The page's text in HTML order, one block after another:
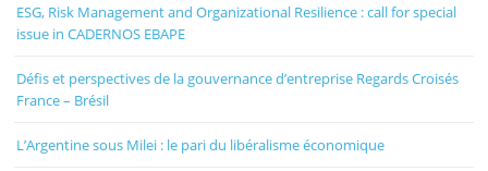
ESG, Risk Management and Organizational Resilience : call for special
issue in CADERNOS EBAPE
Défis et perspectives de la gouvernance d’entreprise Regards Croisés
France – Brésil
L’Argentine sous Milei : le pari du libéralisme économique